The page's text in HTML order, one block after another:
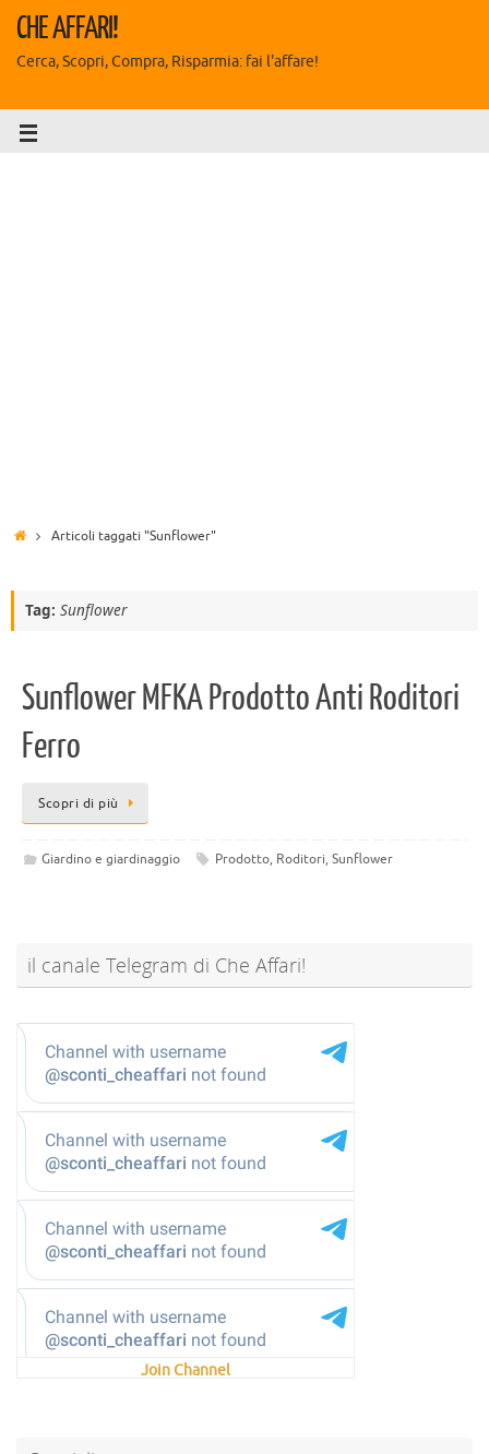
CHE AFFARI!
Cerca, Scopri, Compra, Risparmia: fai l'affare!
Articoli taggati "Sunflower"
Tag: Sunflower
Sunflower MFKA Prodotto Anti Roditori
Ferro
Scopri di più
Giardino e giardinaggio Prodotto, Roditori,Sunflower
il canale Telegram di Che Affari!
Join Channel